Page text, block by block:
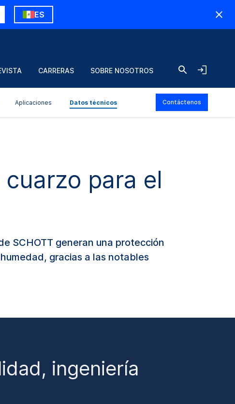
ES
CARRERAS SOBRE NOSOTROS
Aplicaciones Datos técnicos Contáctenos
para el
SCHOTT generan una protección
gracias a las notables
ingeniería